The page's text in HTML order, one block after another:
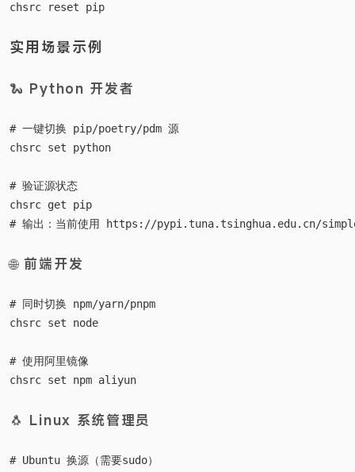
实用场景示例
🐍 Python 开发者
# 一键切换 pip/poetry/pdm 源
chsrc set python
# 验证源状态
chsrc get pip
🌐 前端开发
# 同时切换 npm/yarn/pnpm
chsrc set node
# 使用阿里镜像
🐧 Linux 系统管理员
# Ubuntu 换源（需要sudo）